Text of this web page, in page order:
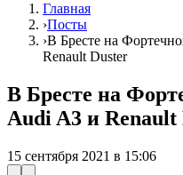
Главная
›Посты
›В Бресте на
Renault Duster
В Бресте на
Audi A3 и Renault
15 сентября 2021 в 15:06